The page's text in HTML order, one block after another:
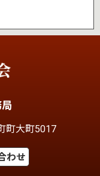
町大町5017
わせ